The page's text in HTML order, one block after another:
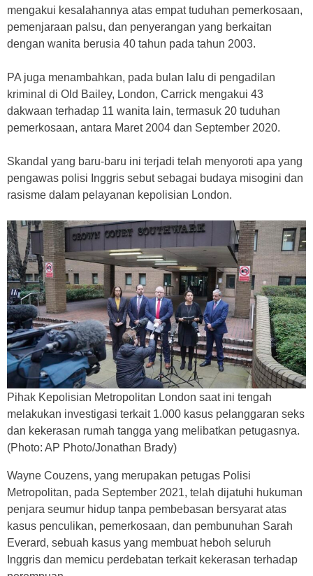
mengakui kesalahannya atas empat tuduhan pemerkosaan,
pemenjaraan palsu, dan penyerangan yang berkaitan
dengan wanita berusia 40 tahun pada tahun 2003.
PA juga menambahkan, pada bulan lalu di pengadilan
kriminal di Old Bailey, London, Carrick mengakui 43
dakwaan terhadap 11 wanita lain, termasuk 20 tuduhan
pemerkosaan, antara Maret 2004 dan September 2020.
Skandal yang baru-baru ini terjadi telah menyoroti apa yang
pengawas polisi Inggris sebut sebagai budaya misogini dan
rasisme dalam pelayanan kepolisian London.
Pihak Kepolisian Metropolitan London saat ini tengah
melakukan investigasi terkait 1.000 kasus pelanggaran seks
dan kekerasan rumah tangga yang melibatkan petugasnya.
(Photo: AP Photo/Jonathan Brady)
Wayne Couzens, yang merupakan petugas Polisi
Metropolitan, pada September 2021, telah dijatuhi hukuman
penjara seumur hidup tanpa pembebasan bersyarat atas
kasus penculikan, pemerkosaan, dan pembunuhan Sarah
Everard, sebuah kasus yang membuat heboh seluruh
Inggris dan memicu perdebatan terkait kekerasan terhadap